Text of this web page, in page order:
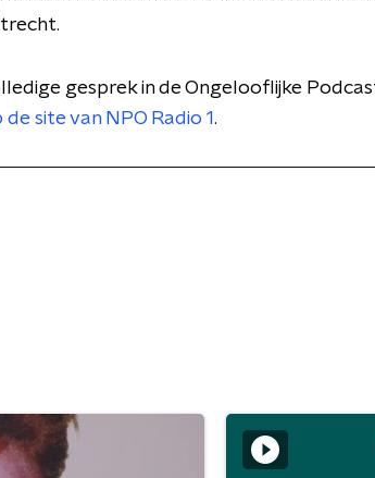
gesprek in de Ongelooflijke
de site van NPO Radio 1.